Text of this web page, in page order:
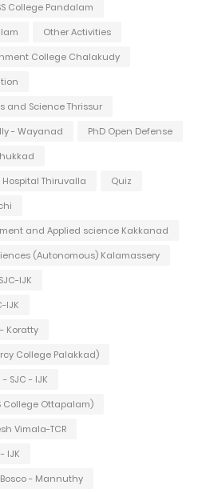
College Pandalam
Other Activities
College Chalakudy
and Science Thrissur
- Wayanad
PhD Open Defense
Thiruvalla
Quiz
and Applied science Kakkanad
(Autonomous) Kalamassery
IJK
IJK
- Koratty
College Palakkad)
SJC - IJK
College Ottapalam)
Vimala-TCR
IJK
Bosco - Mannuthy